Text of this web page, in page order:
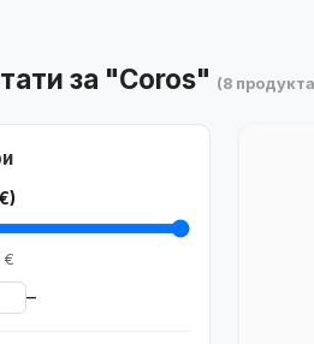
за "Coros" (8
€
–